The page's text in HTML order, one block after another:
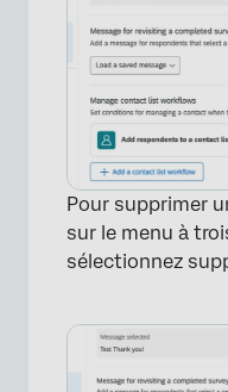
Pour supprimer
sur le menu à
sélectionnez